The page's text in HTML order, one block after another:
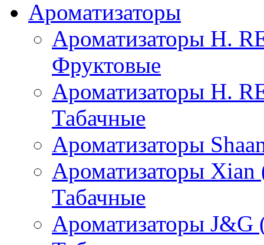
Ароматизаторы
Ароматизаторы H.
Фруктовые
Ароматизаторы H.
Табачные
Ароматизаторы
Ароматизаторы
Табачные
Ароматизаторы